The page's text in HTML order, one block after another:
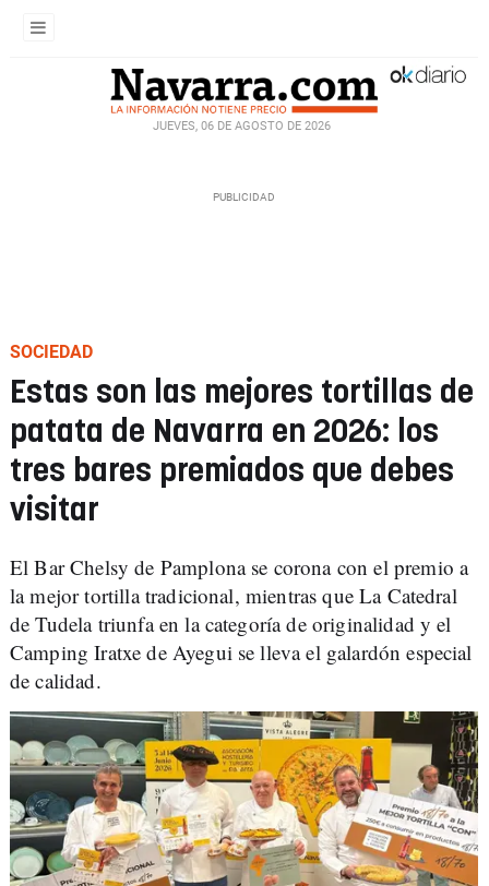
JUEVES, 06 DE AGOSTO DE 2026
SOCIEDAD
Estas son las mejores tortillas de
patata de Navarra en 2026: los
tres bares premiados que debes
visitar
El Bar Chelsy de Pamplona se corona con el premio a
la mejor tortilla tradicional, mientras que La Catedral
de Tudela triunfa en la categoría de originalidad y el
Camping Iratxe de Ayegui se lleva el galardón especial
de calidad.